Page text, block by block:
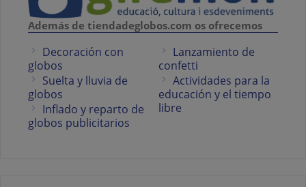
Además de tiendadeglobos.com os ofrecemos
Decoración con
globos
Suelta y lluvia de
globos
Inflado y reparto de
globos publicitarios
Lanzamiento de
confetti
Actividades para la
educación y el tiempo
libre